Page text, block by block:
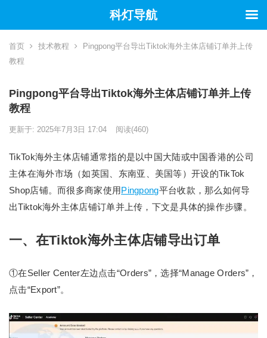
首页 技术教程
Pingpong平台导出Tiktok海外主体店铺订单并上传
教程
Pingpong平台导出Tiktok海外主体店铺订单并上传
教程
更新于: 2025年7月3日 17:04 阅读(460)
TikTok海外主体店铺通常指的是以中国大陆或中国香港的公司
主体在海外市场（如英国、东南亚、美国等）开设的TikTok
Shop店铺。而很多商家使用Pingpong平台收款，那么如何导
出Tiktok海外主体店铺订单并上传，下文是具体的操作步骤。
一、在Tiktok海外主体店铺导出订单
①在Seller Center左边点击“Orders”，选择“Manage Orders”，
点击“Export”。
科灯导航